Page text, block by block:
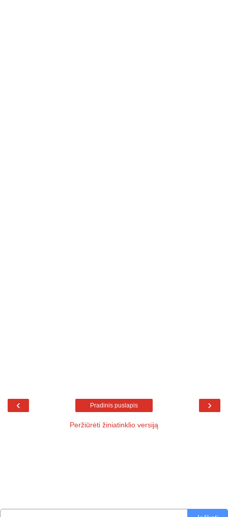
‹ ›
Pradinis puslapis
Peržiūrėti žiniatinklio versiją